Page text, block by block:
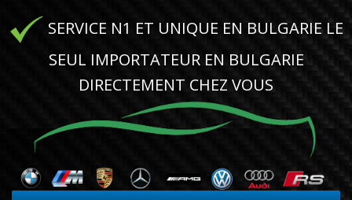
SERVICE N1 ET UNIQUE EN BULGARIE LE
SEUL IMPORTATEUR EN BULGARIE
DIRECTEMENT CHEZ VOUS